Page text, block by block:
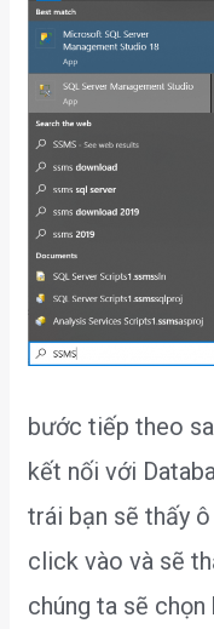
bước tiếp theo
kết nối với
trái bạn sẽ thấy ô
click vào và sẽ
chúng ta sẽ chọn